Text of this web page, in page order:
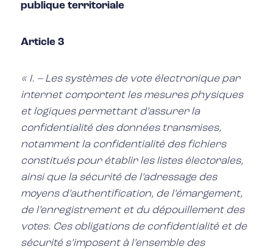
publique territoriale
Article 3
« I. – Les systèmes de vote électronique par
internet comportent les mesures physiques
et logiques permettant d’assurer la
confidentialité des données transmises,
notamment la confidentialité des fichiers
constitués pour établir les listes électorales,
ainsi que la sécurité de l’adressage des
moyens d’authentification, de l’émargement,
de l’enregistrement et du dépouillement des
votes. Ces obligations de confidentialité et de
sécurité s’imposent à l’ensemble des